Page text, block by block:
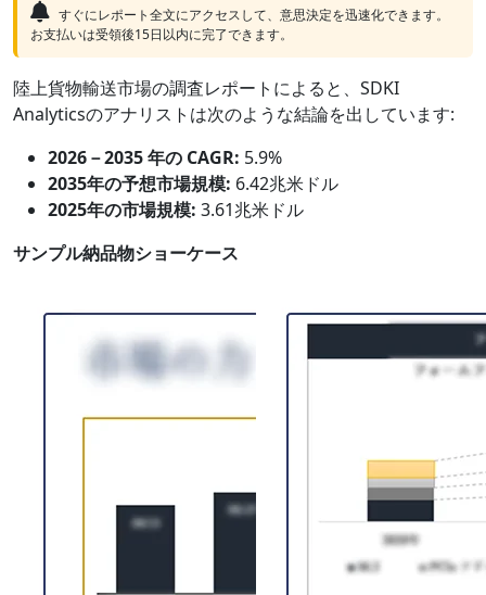
すぐにレポート全文にアクセスして、意思決定を迅速化できます。
お支払いは受領後15日以内に完了できます。
陸上貨物輸送市場の調査レポートによると、SDKI
Analyticsのアナリストは次のような結論を出しています:
2026－2035 年の CAGR: 5.9%
2035年の予想市場規模: 6.42兆米ドル
2025年の市場規模: 3.61兆米ドル
サンプル納品物ショーケース